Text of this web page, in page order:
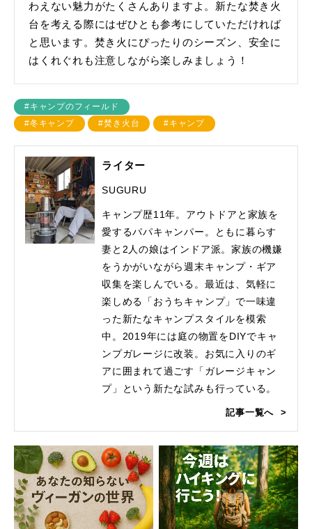
わえない魅力がたくさんありますよ。新たな焚き火
台を考える際にはぜひとも参考にしていただければ
と思います。焚き火にぴったりのシーズン、安全に
はくれぐれも注意しながら楽しみましょう！
#キャンプのフィールド
#冬キャンプ
#焚き火台 #キャンプ
ライター
SUGURU
キャンプ歴11年。アウトドアと家族を
愛するパパキャンパー。ともに暮らす
妻と2人の娘はインドア派。家族の機嫌
をうかがいながら週末キャンプ・ギア
収集を楽しんでいる。最近は、気軽に
楽しめる「おうちキャンプ」で一味違
った新たなキャンプスタイルを模索
中。2019年には庭の物置をDIYでキャ
ンプガレージに改装。お気に入りのギ
アに囲まれて過ごす「ガレージキャン
プ」という新たな試みも行っている。
記事一覧へ